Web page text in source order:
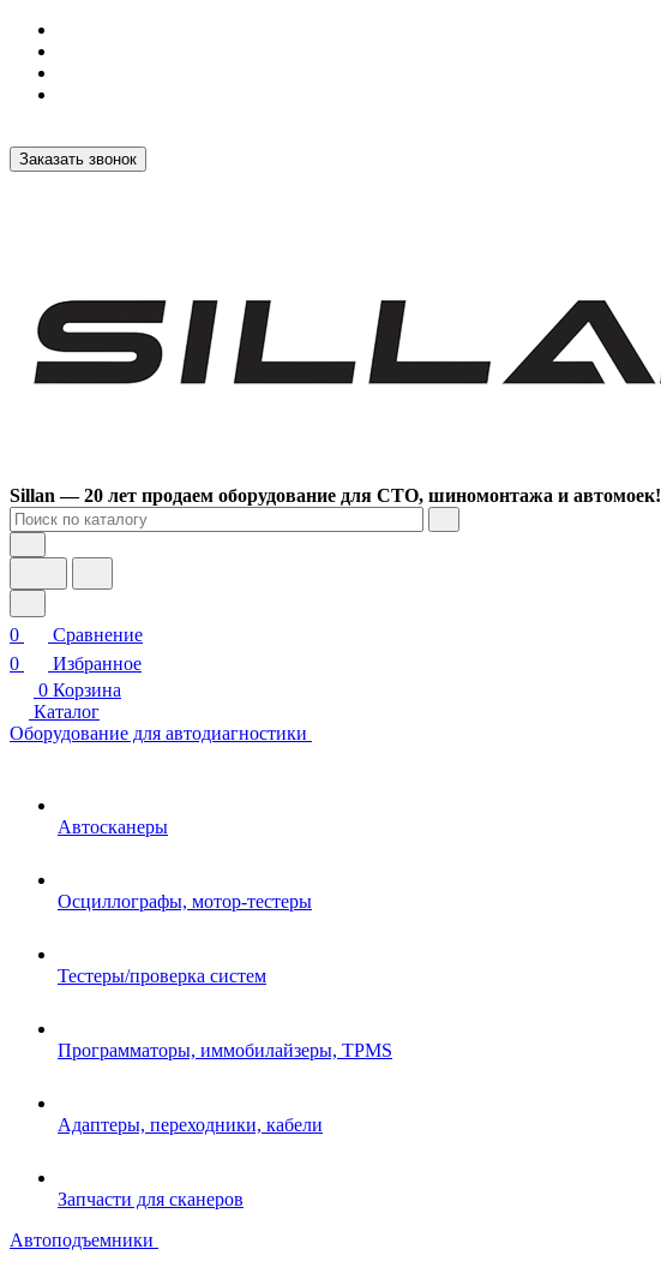
Заказать звонок
Sillan — 20 лет продаем оборудование для СТО, шиномонтажа и автомоек!
0
Сравнение
0
Избранное
0 Корзина
Каталог
Оборудование для автодиагностики
Автосканеры
Осциллографы, мотор-тестеры
Тестеры/проверка систем
Программаторы, иммобилайзеры, TPMS
Адаптеры, переходники, кабели
Запчасти для сканеров
Автоподъемники